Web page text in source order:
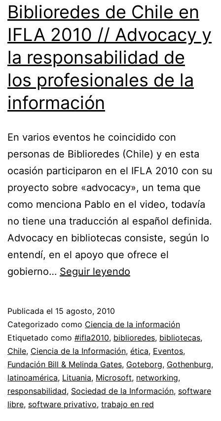
Biblioredes de Chile en
IFLA 2010 // Advocacy y
la responsabilidad de
los profesionales de la
información
En varios eventos he coincidido con
personas de Biblioredes (Chile) y en esta
ocasión participaron en el IFLA 2010 con su
proyecto sobre «advocacy», un tema que
como menciona Pablo en el video, todavía
no tiene una traducción al español definida.
Advocacy en bibliotecas consiste, según lo
entendí, en el apoyo que ofrece el
gobierno… Seguir leyendo
en
IFLA
2010
//
Advocacy
y
Publicada el 15 agosto, 2010
Categorizado como Ciencia de la información
Etiquetado como #ifla2010, biblioredes, bibliotecas,
Chile, Ciencia de la Información, ética, Eventos,
Fundación Bill & Melinda Gates, Goteborg, Gothenburg,
latinoamérica, Lituania, Microsoft, networking,
responsabilidad, Sociedad de la Información, software
libre, software privativo, trabajo en red